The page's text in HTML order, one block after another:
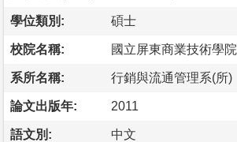
學位類別: 碩士
校院名稱: 國立屏東商業技術學院
系所名稱: 行銷與流通管理系(所)
論文出版年: 2011
語文別: 中文